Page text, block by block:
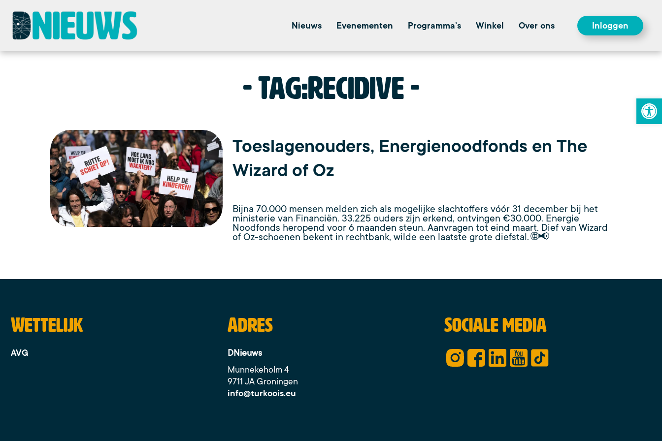
Nieuws Evenementen Programma’s Winkel Over ons Inloggen
Tag:Recidive
Toeslagenouders, Energienoodfonds en The
Wizard of Oz
Bijna 70.000 mensen melden zich als mogelijke slachtoffers vóór 31 december bij het
ministerie van Financiën. 33.225 ouders zijn erkend, ontvingen €30.000. Energie
Noodfonds heropend voor 6 maanden steun. Aanvragen tot eind maart. Dief van Wizard
of Oz-schoenen bekent in rechtbank, wilde een laatste grote diefstal. 🌐📢
Wettelijk
AVG
Adres
DNieuws
Munnekeholm 4
9711 JA Groningen
info@turkoois.eu
Sociale media